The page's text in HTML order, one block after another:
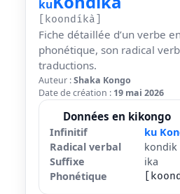
ku
[koondíkà]
Fiche détaillée d’un verbe
phonétique, son radical
traductions.
Auteur :Shaka Kongo
Date de création : 19 mai 2026
Données en kikongo
Infinitif
ku
Radical verbal
kondik
Suffixe
ika
Phonétique